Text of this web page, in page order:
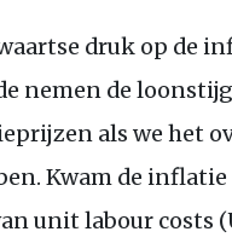
druk op de
nemen de
als we het
Kwam de
unit labour costs (